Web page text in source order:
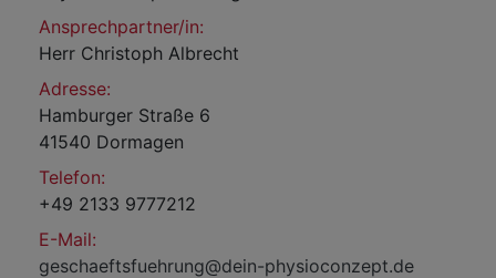
Ansprechpartner/in:
Herr Christoph Albrecht
Adresse:
Hamburger Straße 6
41540 Dormagen
Telefon:
+49 2133 9777212
E-Mail:
geschaeftsfuehrung@dein-physioconzept.de